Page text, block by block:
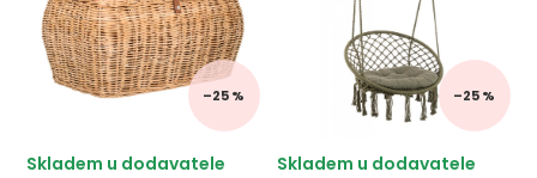
✅ kvalitní materiály
✅ nejnižší cena ✅ 30
denní...
jílu v bílé barvě. ✅ krásný
nábytek ✅ kvalitní materiály
✅ n...
–25 %
Skladem u dodavatele
–25 %
Skladem u dodavatele